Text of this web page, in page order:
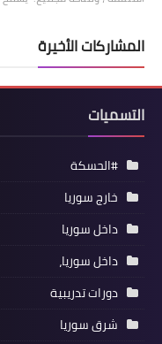
المشاركات الأخيرة
التسميات
#الحسكة
خارج سوريا
داخل سوريا
داخل سوريا،
دورات تدريبية
شرق سوريا